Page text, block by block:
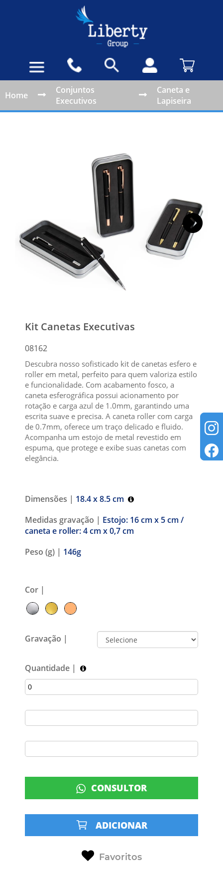
Home
Conjuntos
Executivos
Caneta e
Lapiseira
Kit Canetas Executivas
08162
Descubra nosso sofisticado kit de canetas esfero e
roller em metal, perfeito para quem valoriza estilo
e funcionalidade. Com acabamento fosco, a
caneta esferográfica possui acionamento por
rotação e carga azul de 1.0mm, garantindo uma
escrita suave e precisa. A caneta roller com carga
de 0.7mm, oferece um traço delicado e fluido.
Acompanha um estojo de metal revestido em
espuma, que protege e exibe suas canetas com
elegância.
Dimensões | 18.4 x 8.5 cm
Medidas gravação | Estojo: 16 cm x 5 cm /
caneta e roller: 4 cm x 0,7 cm
Peso (g) | 146g
Cor |
Gravação |
Quantidade |
CONSULTOR
ADICIONAR
Favoritos